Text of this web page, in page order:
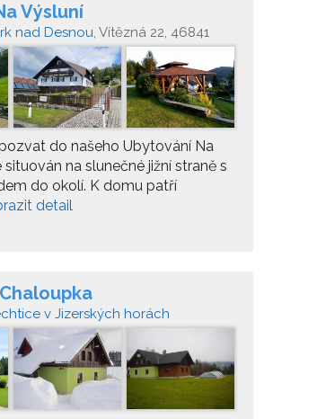
Výsluní
nad Desnou, Vítězná 22, 46841
nad Desnou
do našeho Ubytování Na
situován na slunečné jižní straně s
do okolí. K domu patří
detail
v Jizerských horách